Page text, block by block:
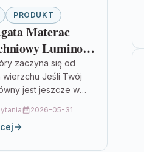
PRODUKT
Materac
Luminos
80X200
zaczyna się od
wierzchu Jeśli Twój
jest jeszcze w
podczas snu,
2026-05-31